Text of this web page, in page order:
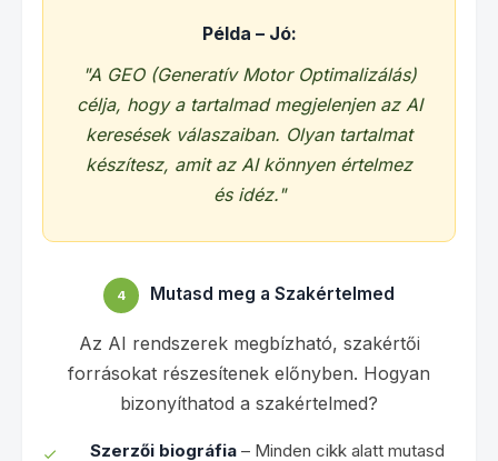
Példa – Jó:
"A GEO (Generatív Motor Optimalizálás)
célja, hogy a tartalmad megjelenjen az AI
keresések válaszaiban. Olyan tartalmat
készítesz, amit az AI könnyen értelmez
és idéz."
4 Mutasd meg a Szakértelmed
Az AI rendszerek megbízható, szakértői
forrásokat részesítenek előnyben. Hogyan
bizonyíthatod a szakértelmed?
Szerzői biográfia– Minden cikk alatt mutasd